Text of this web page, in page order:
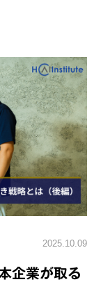
2025.10.09
企業が取る